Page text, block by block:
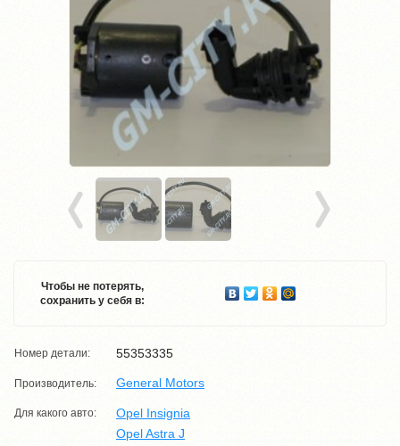
Чтобы не потерять,
сохранить у себя в:
Номер детали: 55353335
Производитель: General Motors
Для какого авто:
Opel Insignia
Opel Astra J